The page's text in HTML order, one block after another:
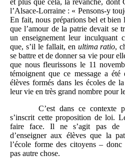
l’Alsace-Lorraine : « Pensons-y
En fait, nous préparions bel et bien
que l’amour de la patrie devait se
un enseignement leur inculquant
que, s’il le fallait, en ultima ratio,
se battre et de donner sa vie pour
que nous fleurissons le 11
témoignent que ce message a
élèves formés dans les écoles de
leur vie en très grand nombre pour
C’est dans ce contexte
s’inscrit cette proposition de loi.
faire face. Il ne s’agit pas de
d’enseigner aux élèves que la
l’école forme des citoyens –
pas autre chose.